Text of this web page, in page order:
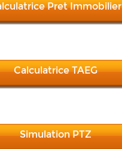
Pret Immobilier
Calculatrice TAEG
Simulation PTZ